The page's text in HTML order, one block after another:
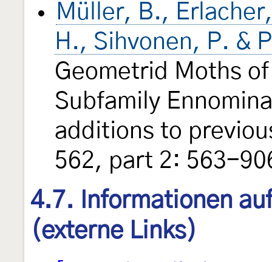
Müller, B.,
H., Sihvonen, P. &
Geometrid Moths
Subfamily
additions to
562, part 2: 563-
4.7. Informationen
(externe Links)